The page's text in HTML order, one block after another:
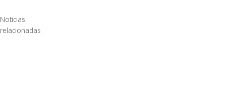
Noticias
relacionadas